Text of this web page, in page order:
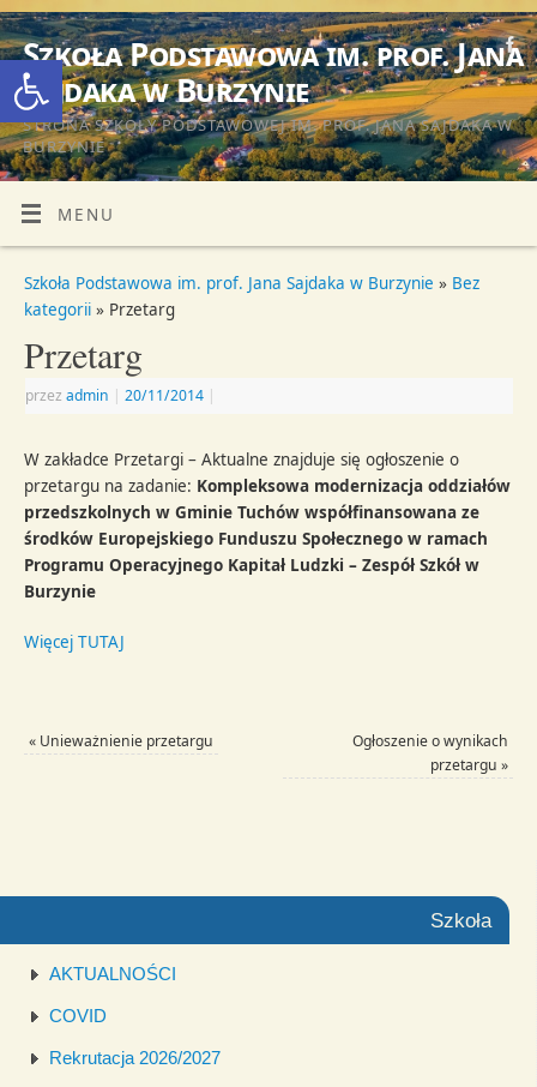
Otwórz pasek narzędzi
Szkoła Podstawowa im. prof. Jana
Sajdaka w Burzynie
STRONA SZKOŁY PODSTAWOWEJ IM. PROF. JANA SAJDAKA W
BURZYNIE
MENU
Szkoła Podstawowa im. prof. Jana Sajdaka w Burzynie » Bez
kategorii » Przetarg
Przetarg
przezadmin | 20/11/2014 |
W zakładce Przetargi – Aktualne znajduje się ogłoszenie o
przetargu na zadanie: Kompleksowa modernizacja oddziałów
przedszkolnych w Gminie Tuchów współfinansowana ze
środków Europejskiego Funduszu Społecznego w ramach
Programu Operacyjnego Kapitał Ludzki – Zespół Szkół w
Burzynie
Więcej TUTAJ
« Unieważnienie przetargu
Ogłoszenie o wynikach
przetargu »
Szkoła
AKTUALNOŚCI
COVID
Rekrutacja 2026/2027